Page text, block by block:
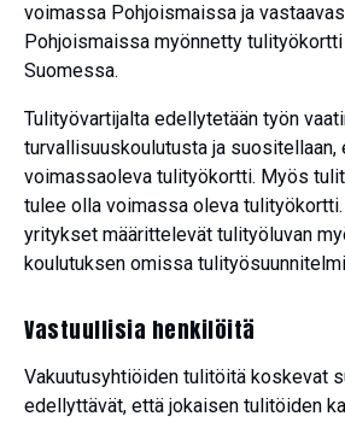
voimassa Pohjoismaissa ja
Pohjoismaissa myönnetty
Suomessa.
Tulityövartijalta edellytetään työn
turvallisuuskoulutusta ja suositellaan,
voimassaoleva tulityökortti. Myös
tulee olla voimassa oleva
yritykset määrittelevät tulityöluvan
koulutuksen omissa
Vastuullisia henkilöitä
Vakuutusyhtiöiden tulitöitä koskevat
edellyttävät, että jokaisen tulitöiden